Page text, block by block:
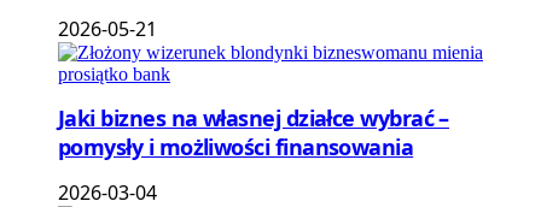
2026-05-21
Jaki biznes na własnej działce wybrać –
pomysły i możliwości finansowania
2026-03-04